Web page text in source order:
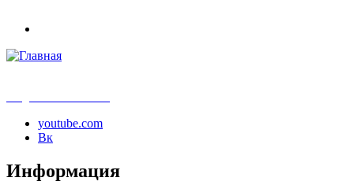
youtube.com
Вк
Информация